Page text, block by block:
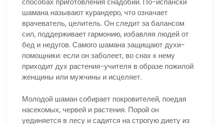
шамана называют курандеро, что означает
врачеватель, целитель. Он следит за балансом
сил, поддерживает гармонию, избавляя людей от
бед и недугов. Самого шамана защищают духи-
помощники: если он заболеет, во снах к нему
приходит дух растения-учителя в образе пожилой
женщины или мужчины и исцеляет.
Молодой шаман собирает покровителей, поедая
насекомых, червей и растения. Порой он
уединяется в лесу и садится на строгую диету из